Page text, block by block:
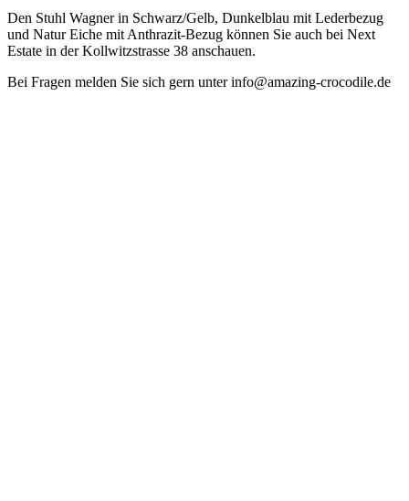
Den Stuhl Wagner in Schwarz/Gelb, Dunkelblau mit Lederbezug
und Natur Eiche mit Anthrazit-Bezug können Sie auch bei Next
Estate in der Kollwitzstrasse 38 anschauen.
Bei Fragen melden Sie sich gern unter info@amazing-crocodile.de